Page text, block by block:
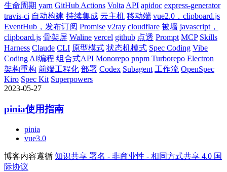
生命周期 yarn GitHub Actions Volta API apidoc express-generator
travis-ci 自动构建 持续集成 云主机 移动端 vue2.0，clipboard.js
EventHub，发布订阅 Promise v2ray cloudflare 被墙 javascript，
clipboard.js 骨架屏 Waline vercel github 点透 Prompt MCP Skills
Harness Claude CLI 原型模式 状态机模式 Spec Coding Vibe
Coding AI编程 组合式API Monorepo pnpm Turborepo Electron
架构重构 前端工程化 部署 Codex Subagent 工作流 OpenSpec
Kiro Spec Kit Superpowers
2023-05-27
pinia使用指南
pinia
vue3.0
博客内容遵循 知识共享 署名 - 非商业性 - 相同方式共享 4.0 国
际协议